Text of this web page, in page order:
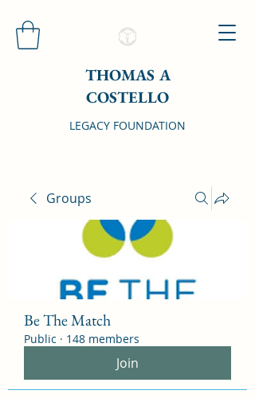
THOMAS A
COSTELLO
LEGACY FOUNDATION
Groups
Be The Match
Public · 148 members
Join